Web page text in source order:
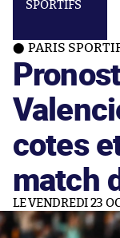
SPORTIFS
PARIS
cotes
match
LE VENDREDI 23